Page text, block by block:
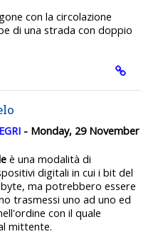
con la circolazione
di una strada con doppio
- Monday, 29 November
è una modalità di
digitali in cui i bit del
ma potrebbero essere
trasmessi uno ad uno ed
con il quale
mittente.